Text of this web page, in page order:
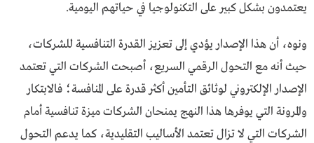
يعتمدون بشكل كبير على التكنولوجيا في حياتهم اليومية.
ونوه، أن هذا الإصدار يؤدي إلى تعزيز القدرة التنافسية للشركات،
حيث أنه مع التحول الرقمي السريع، أصبحت الشركات التي تعتمد
الإصدار الإلكتروني لوثائق التأمين أكثر قدرة على المنافسة؛ فالابتكار
والمرونة التي يوفرها هذا النهج يمنحان الشركات ميزة تنافسية أمام
الشركات التي لا تزال تعتمد الأساليب التقليدية، كما يدعم التحول